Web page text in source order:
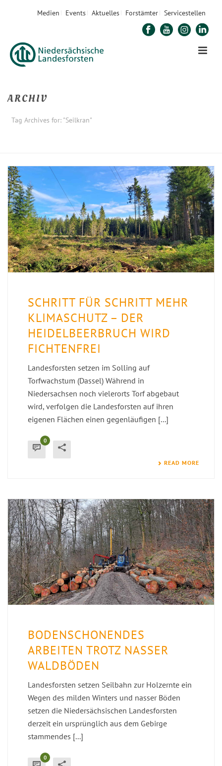
Medien Events Aktuelles Forstämter Servicestellen
ARCHIV
Tag Archives for: "Seilkran"
SCHRITT FÜR SCHRITT MEHR
KLIMASCHUTZ – DER
HEIDELBEERBRUCH WIRD
FICHTENFREI
Landesforsten setzen im Solling auf
Torfwachstum (Dassel) Während in
Niedersachsen noch vielerorts Torf abgebaut
wird, verfolgen die Landesforsten auf ihren
eigenen Flächen einen gegenläufigen [...]
0
READ MORE
BODENSCHONENDES
ARBEITEN TROTZ NASSER
WALDBÖDEN
Landesforsten setzen Seilbahn zur Holzernte ein
Wegen des milden Winters und nasser Böden
setzen die Niedersächsischen Landesforsten
derzeit ein ursprünglich aus dem Gebirge
stammendes [...]
0